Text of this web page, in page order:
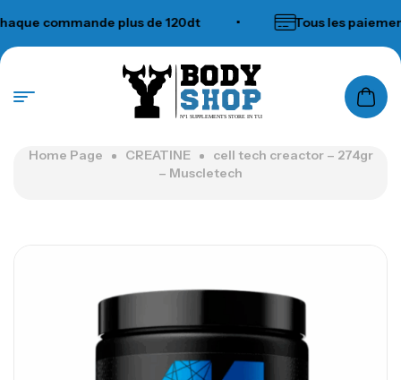
commande plus de 120dt Tous les
N°1 SUPPLEMENTS STORE IN TUNISIA
Home Page CREATINE
cell tech creactor – 274gr
– Muscletech